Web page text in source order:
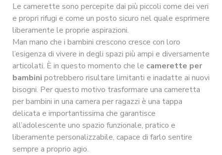
Le camerette sono percepite dai più piccoli come dei veri
e propri rifugi e come un posto sicuro nel quale esprimere
liberamente le proprie aspirazioni.
Man mano che i bambini crescono cresce con loro
l’esigenza di vivere in degli spazi più ampi e diversamente
articolati. È in questo momento che le camerette per
bambini potrebbero risultare limitanti e inadatte ai nuovi
bisogni. Per questo motivo trasformare una cameretta
per bambini in una camera per ragazzi è una tappa
delicata e importantissima che garantisce
all’adolescente uno spazio funzionale, pratico e
liberamente personalizzabile, capace di farlo sentire
sempre a proprio agio.